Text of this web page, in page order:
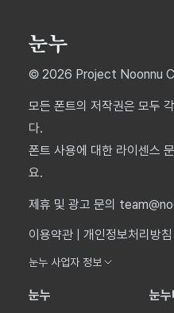
© 2026 Project Noonnu
모든 폰트의 저작권은 모두
다.
폰트 사용에 대한 라이센스
요.
제휴 및 광고 문의
이용약관
개인정보처리방침
눈누 사업자 정보
눈누 눈